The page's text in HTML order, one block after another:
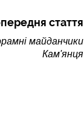
стаття
майданчики
Кам'янця